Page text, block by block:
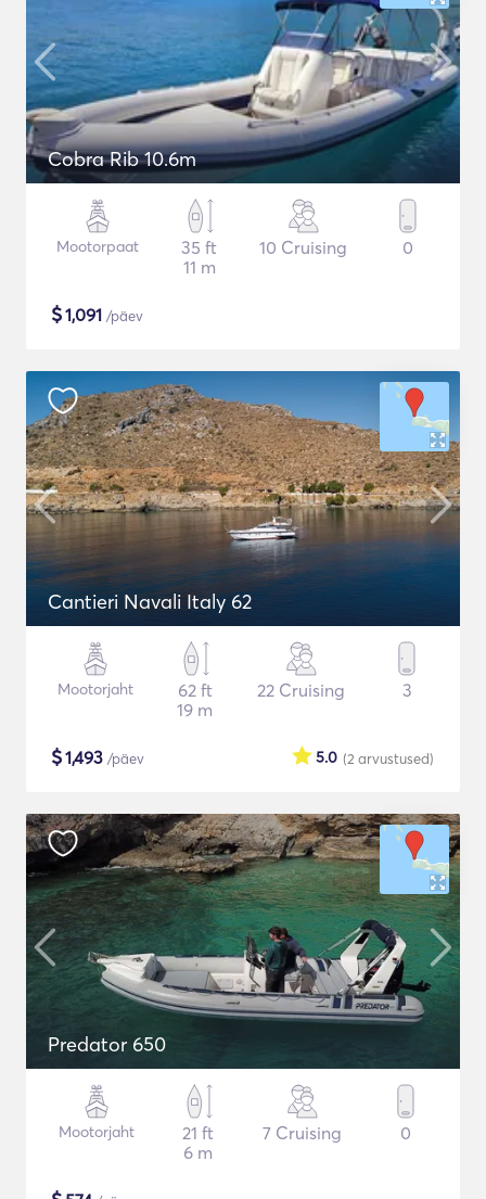
Cobra Rib 10.6m
Mootorpaat
35 ft
11 m
10 Cruising 0
$1,091 /päev
Cantieri Navali Italy 62
Mootorjaht
62 ft
19 m
22 Cruising 3
$1,493 /päev (2 arvustused)
5.0
Predator 650
Mootorjaht
21 ft
6 m
7 Cruising 0